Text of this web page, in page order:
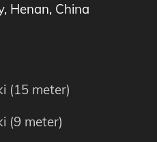
Henan, China
(15 meter)
(9 meter)